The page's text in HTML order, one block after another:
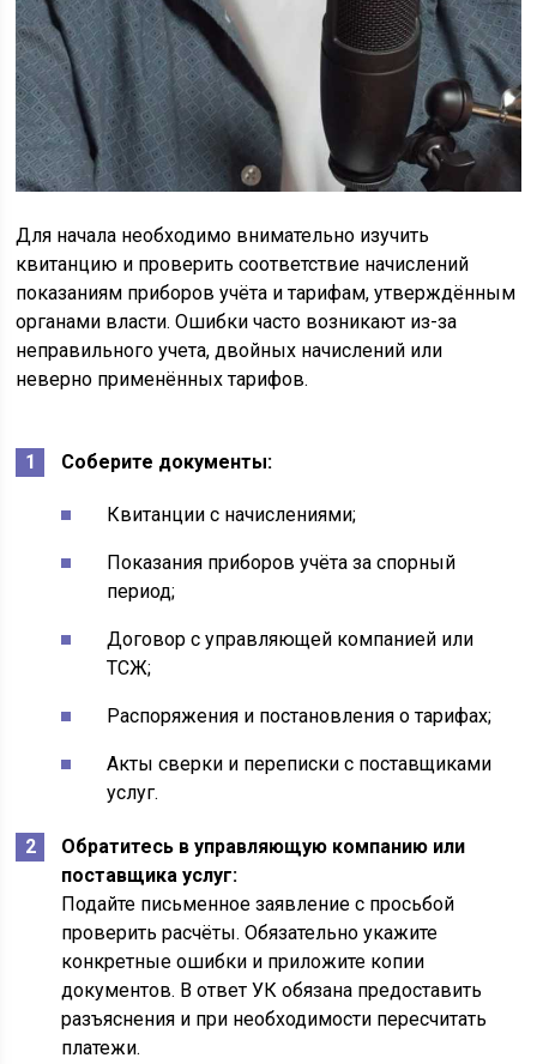
Для начала необходимо внимательно изучить
квитанцию и проверить соответствие начислений
показаниям приборов учёта и тарифам, утверждённым
органами власти. Ошибки часто возникают из-за
неправильного учета, двойных начислений или
неверно применённых тарифов.
Соберите документы:
Квитанции с начислениями;
Показания приборов учёта за спорный
период;
Договор с управляющей компанией или
ТСЖ;
Распоряжения и постановления о тарифах;
Акты сверки и переписки с поставщиками
услуг.
Обратитесь в управляющую компанию или
поставщика услуг:
Подайте письменное заявление с просьбой
проверить расчёты. Обязательно укажите
конкретные ошибки и приложите копии
документов. В ответ УК обязана предоставить
разъяснения и при необходимости пересчитать
платежи.